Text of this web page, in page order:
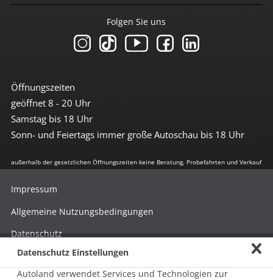
Öffnungszeiten
geöffnet 8 - 20 Uhr
Samstag bis 18 Uhr
Sonn- und Feiertags immer große Autoschau bis 18 Uhr
Folgen Sie uns
außerhalb der gesetzlichen Öffnungszeiten keine Beratung, Probefahrten und Verkauf
Impressum
Allgemeine Nutzungsbedingungen
Datenschutz
Hinweisgebersystem nach HinSchG
Datenschutz Einstellungen
Autoland verwendet Services und Technologien zur